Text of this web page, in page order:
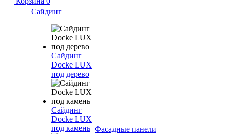
Сайдинг
Сайдинг
Docke LUX
под дерево
Сайдинг
Docke LUX
под камень Фасадные панели